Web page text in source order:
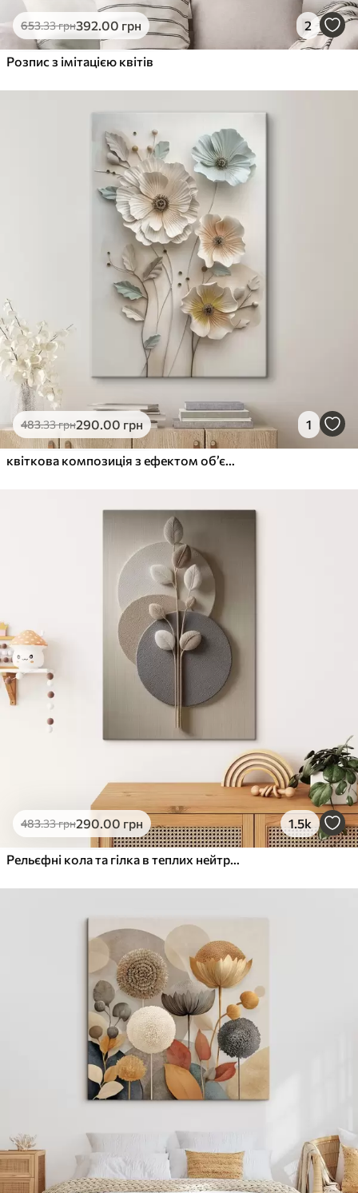
653.33грн392.00 грн 2
Розпис з імітацією квітів
483.33грн290.00 грн 1
квіткова композиція з ефектом об’ємності
483.33грн290.00 грн 1.5k
Рельєфні кола та гілка в теплих нейтральних тонах